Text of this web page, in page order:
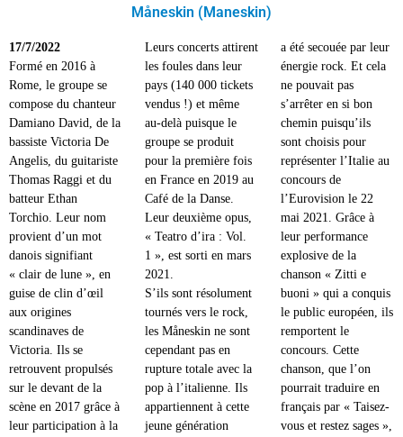
Måneskin (Maneskin)
17/7/2022
Formé en 2016 à
Rome, le groupe se
compose du chanteur
Damiano David, de la
bassiste Victoria De
Angelis, du guitariste
Thomas Raggi et du
batteur Ethan
Torchio. Leur nom
provient d’un mot
danois signifiant
« clair de lune », en
guise de clin d’œil
aux origines
scandinaves de
Victoria. Ils se
retrouvent propulsés
sur le devant de la
scène en 2017 grâce à
leur participation à la
Leurs concerts attirent
les foules dans leur
pays (140 000 tickets
vendus !) et même
au-delà puisque le
groupe se produit
pour la première fois
en France en 2019 au
Café de la Danse.
Leur deuxième opus,
« Teatro d’ira : Vol.
1 », est sorti en mars
2021.
S’ils sont résolument
tournés vers le rock,
les Måneskin ne sont
cependant pas en
rupture totale avec la
pop à l’italienne. Ils
appartiennent à cette
jeune génération
a été secouée par leur
énergie rock. Et cela
ne pouvait pas
s’arrêter en si bon
chemin puisqu’ils
sont choisis pour
représenter l’Italie au
concours de
l’Eurovision le 22
mai 2021. Grâce à
leur performance
explosive de la
chanson « Zitti e
buoni » qui a conquis
le public européen, ils
remportent le
concours. Cette
chanson, que l’on
pourrait traduire en
français par « Taisez-
vous et restez sages »,